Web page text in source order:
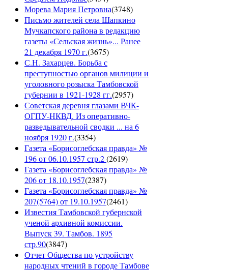
Морева Мария Петровна(3748)
Письмо жителей села Шапкино
Мучкапского района в редакцию
газеты «Сельская жизнь»... Ранее
21 декабря 1970 г.(3675)
С.Н. Захарцев. Борьба с
преступностью органов милиции и
уголовного розыска Тамбовской
губернии в 1921-1928 гг.(2957)
Советская деревня глазами ВЧК-
ОГПУ-НКВД. Из оперативно-
разведывательной сводки ... на 6
ноября 1920 г.(3354)
Газета «Борисоглебская правда» №
196 от 06.10.1957 стр.2(2619)
Газета «Борисоглебская правда» №
206 от 18.10.1957(2387)
Газета «Борисоглебская правда» №
207(5764) от 19.10.1957(2461)
Известия Тамбовской губернской
ученой архивной комиссии.
Выпуск 39. Тамбов. 1895
стр.90(3847)
Отчет Общества по устройству
народных чтений в городе Тамбове